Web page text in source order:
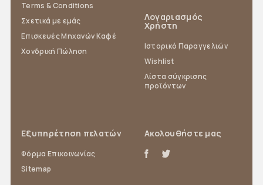
Terms & Conditions
Σχετικά με εμάς
Επισκευές Μηχανών Καφέ
Χονδρική Πώληση
Εξυπηρέτηση πελατών
Φόρμα Επικοινωνίας
Sitemap
Λογαριασμός
Χρήστη
Ιστορικό Παραγγελιών
Wishlist
Λίστα σύγκρισης
προϊόντων
Ακολουθήστε μας